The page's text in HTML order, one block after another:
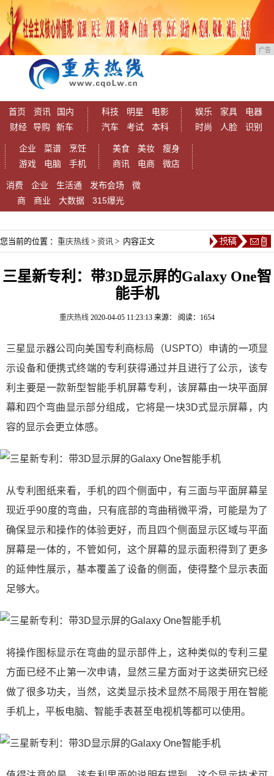
广告
首页 资讯
国内
财经
导购 新车
科技 明星
电影
汽车
考试 本科
娱乐 家具
电器
时尚
人脸 识别
企业 菜谱
烹饪
游戏
电脑 手机
美食 美妆
瘦身
商讯
电商 微店
消费 企业 生活通 发布会场
微
商
商业 大数据 315爆光
您当前的位置 ： 重庆热线 > 资讯 > 内容正文
三星新专利：带3D显示屏的Galaxy One智
能手机
重庆热线 2020-04-05 11:23:13 来源： 阅读：1654
三星显示器公司向美国专利商标局（USPTO）申请的一项显
示设备和便携式终端的专利获得通过并且进行了公示，该专
利主要是一款新型智能手机屏幕专利，该屏幕由一块平面屏
幕和四个弯曲显示部分组成，它将是一块3D式显示屏幕，内
容的显示会更立体感。
从专利图纸来看，手机的四个侧面中，有三面与平面屏幕呈
现近乎90度的弯曲，只有底部的弯曲稍微平滑，可能是为了
确保显示和操作的体验更好，而且四个侧面显示区域与平面
屏幕是一体的，不管如何，这个屏幕的显示面积得到了更多
的延伸性展示，基本覆盖了设备的侧面，使得整个显示表面
足够大。
将操作图标显示在弯曲的显示部件上，这种类似的专利三星
方面已经不止第一次申请，显然三星方面对于这类研究已经
做了很多功夫，当然，这类显示技术显然不局限于用在智能
手机上，平板电脑、智能手表甚至电视机等都可以使用。